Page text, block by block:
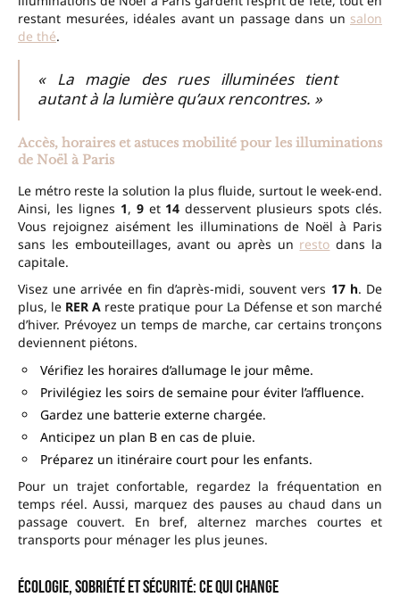
restant mesurées, idéales avant un passage dans un salon
de thé.
« La magie des rues illuminées tient
autant à la lumière qu’aux rencontres. »
Accès, horaires et astuces mobilité pour les illuminations
de Noël à Paris
Le métro reste la solution la plus fluide, surtout le week-end.
Ainsi, les lignes 1, 9et 14 desservent plusieurs spots clés.
Vous rejoignez aisément les illuminations de Noël à Paris
sans les embouteillages, avant ou après un resto dans la
capitale.
Visez une arrivée en fin d’après-midi, souvent vers 17 h. De
plus, le RER A reste pratique pour La Défense et son marché
d’hiver. Prévoyez un temps de marche, car certains tronçons
deviennent piétons.
Vérifiez les horaires d’allumage le jour même.
Privilégiez les soirs de semaine pour éviter l’affluence.
Gardez une batterie externe chargée.
Anticipez un plan B en cas de pluie.
Préparez un itinéraire court pour les enfants.
Pour un trajet confortable, regardez la fréquentation en
temps réel. Aussi, marquez des pauses au chaud dans un
passage couvert. En bref, alternez marches courtes et
transports pour ménager les plus jeunes.
Écologie, sobriété et sécurité: ce qui change